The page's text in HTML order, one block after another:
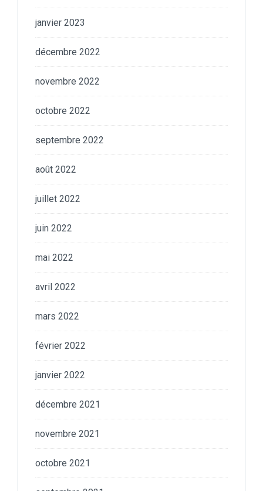
janvier 2023
décembre 2022
novembre 2022
octobre 2022
septembre 2022
août 2022
juillet 2022
juin 2022
mai 2022
avril 2022
mars 2022
février 2022
janvier 2022
décembre 2021
novembre 2021
octobre 2021